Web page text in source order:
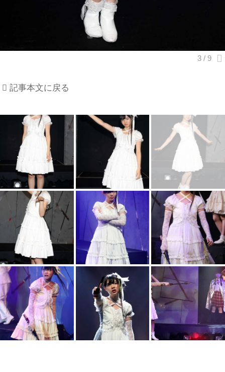
記事本文に戻る